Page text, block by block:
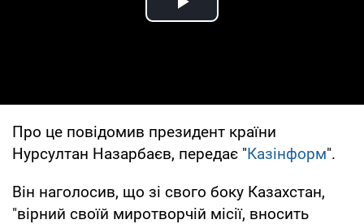
Play Video
Про це повідомив президент країни
Нурсултан Назарбаєв, передає "Казінформ".
Він наголосив, що зі свого боку Казахстан,
"вірний своїй миротворчій місії, вносить